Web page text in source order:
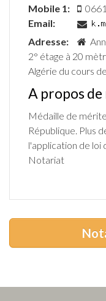
Mobile 1:
Email:
Adresse:
2° étage à 20
Algérie du cours
A propos de
Médaille de
République. Plus
l'application de loi
Notariat